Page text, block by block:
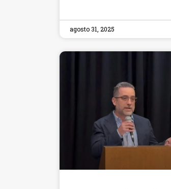
agosto 31, 2025